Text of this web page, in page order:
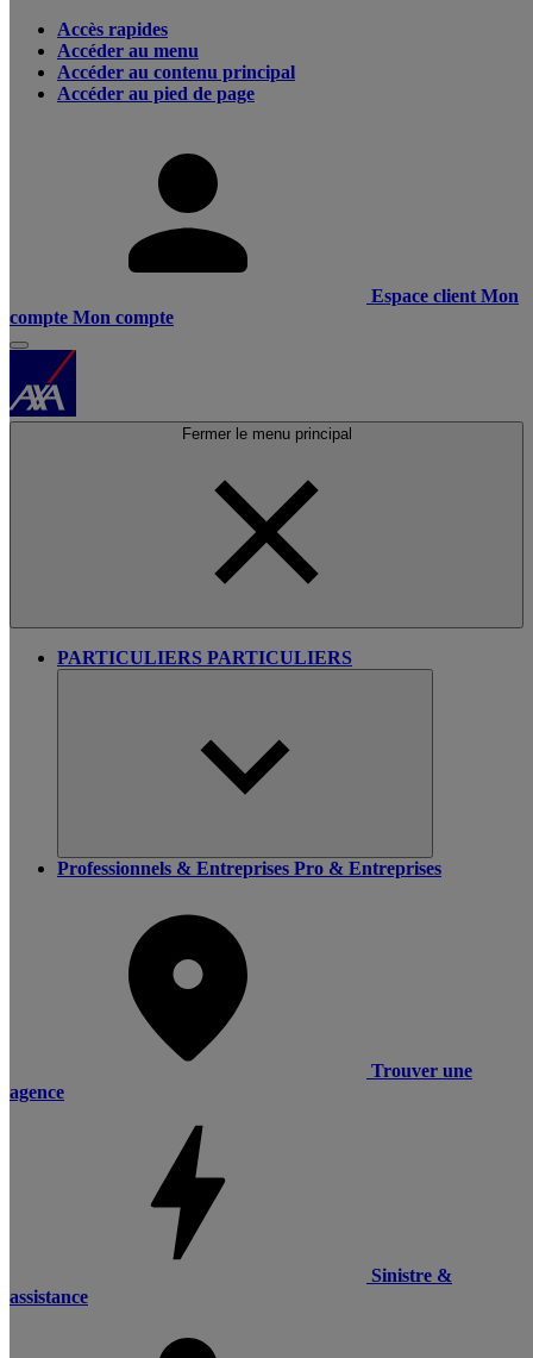
Accès rapides
Accéder au menu
Accéder au contenu principal
Accéder au pied de page
Espace client Mon
compte Mon compte
Fermer le menu principal
PARTICULIERS PARTICULIERS
Professionnels & Entreprises Pro & Entreprises
Trouver une
agence
Sinistre &
assistance